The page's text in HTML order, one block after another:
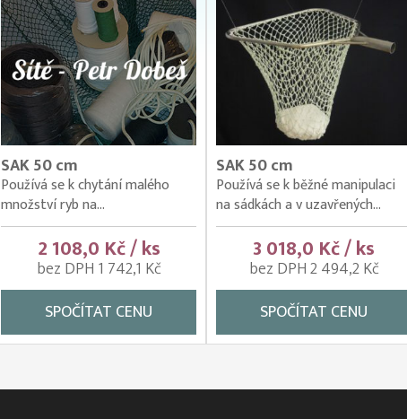
SAK 50 cm
Používá se k chytání malého
množství ryb na...
2 108,0 Kč / ks
bez DPH 1 742,1 Kč
SPOČÍTAT CENU
SAK 50 cm
Používá se k běžné manipulaci
na sádkách a v uzavřených...
3 018,0 Kč / ks
bez DPH 2 494,2 Kč
SPOČÍTAT CENU